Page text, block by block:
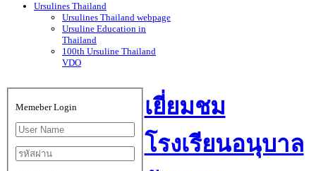
Ursulines Thailand
Ursulines Thailand webpage
Ursuline Education in
Thailand
100th Ursuline Thailand
VDO
Memeber Login
เยี่ยมชม
โรงเรียนอนุบาล